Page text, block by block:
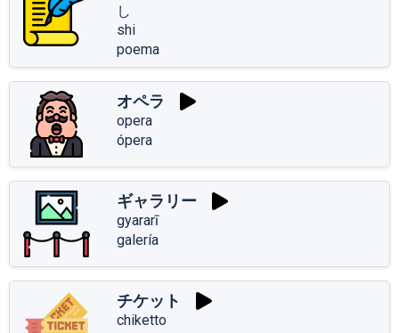
し
shi
poema
オペラ
opera
ópera
ギャラリー
gyararī
galería
チケット
chiketto